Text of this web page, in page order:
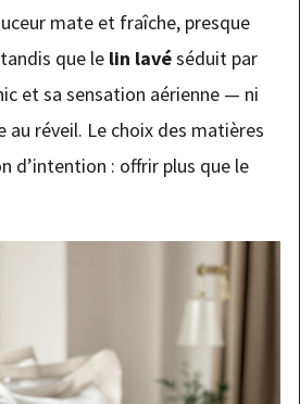
mate et fraîche, presque
que le lin lavéséduit par
et sa sensation aérienne — ni
au réveil. Le choix des matières
d’intention : offrir plus que le